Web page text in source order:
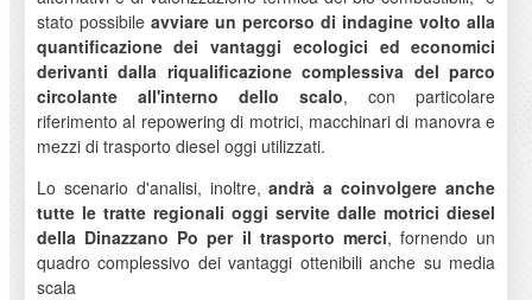
stato possibile avviare un percorso di indagine volto alla
quantificazione dei vantaggi ecologici ed economici
derivanti dalla riqualificazione complessiva del parco
circolante all'interno dello scalo, con particolare
riferimento al repowering di motrici, macchinari di manovra e
mezzi di trasporto diesel oggi utilizzati.
Lo scenario d'analisi, inoltre,andrà a coinvolgere anche
tutte le tratte regionali oggi servite dalle motrici diesel
della Dinazzano Po per il trasporto merci, fornendo un
quadro complessivo dei vantaggi ottenibili anche su media
scala